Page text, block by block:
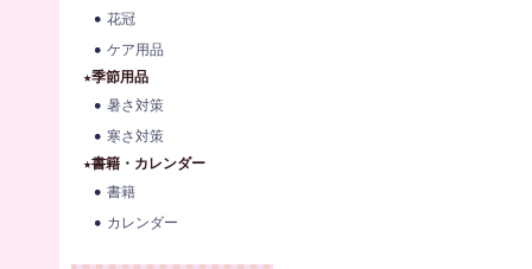
花冠
ケア用品
★季節用品
暑さ対策
寒さ対策
★書籍・カレンダー
書籍
カレンダー